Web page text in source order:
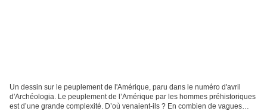
Un dessin sur le peuplement de l'Amérique, paru dans le numéro d'avril
d'Archéologia. Le peuplement de l’Amérique par les hommes préhistoriques
est d’une grande complexité. D’où venaient-ils ? En combien de vagues